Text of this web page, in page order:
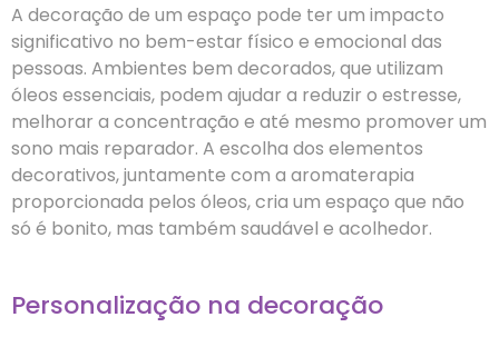
A decoração de um espaço pode ter um impacto
significativo no bem-estar físico e emocional das
pessoas. Ambientes bem decorados, que utilizam
óleos essenciais, podem ajudar a reduzir o estresse,
melhorar a concentração e até mesmo promover um
sono mais reparador. A escolha dos elementos
decorativos, juntamente com a aromaterapia
proporcionada pelos óleos, cria um espaço que não
só é bonito, mas também saudável e acolhedor.
Personalização na decoração